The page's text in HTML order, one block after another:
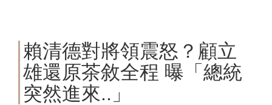
賴清德對將領震怒？顧立
雄還原茶敘全程 曝「總統
突然進來..」